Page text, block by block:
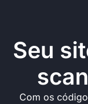
Seu
Com os